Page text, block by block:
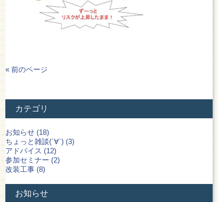
« 前のページ
カテゴリ
お知らせ (18)
ちょっと雑談(´∀`) (3)
アドバイス (12)
参加セミナー (2)
改装工事 (8)
お知らせ